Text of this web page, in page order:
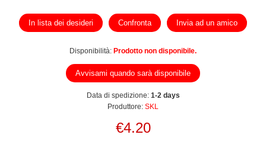
In lista dei desideri Confronta Invia ad un amico
Disponibilità: Prodotto non disponibile.
Avvisami quando sarà disponibile
Data di spedizione: 1-2 days
Produttore: SKL
€4.20